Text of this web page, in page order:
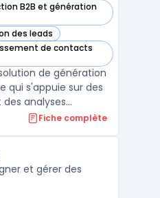
B2B et génération
cette catégorie
des leads
cette catégorie
de contacts
cette catégorie
de génération
qui s'appuie sur des
analyses
les processus de
sur les
Fiche complète
et gérer des